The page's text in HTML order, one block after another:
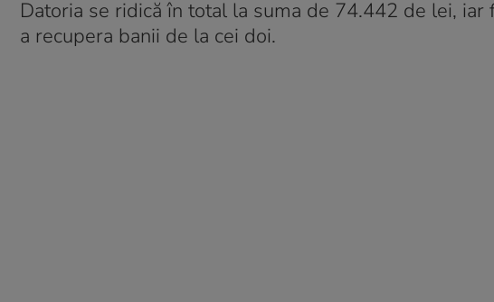
Datoria se ridică în total la suma de 74.442 de lei,
a recupera banii de la cei doi.